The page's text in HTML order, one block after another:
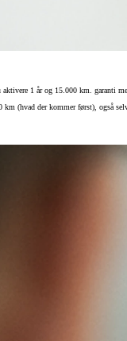
1 år og 15.000 km. garanti
(hvad der kommer først), også